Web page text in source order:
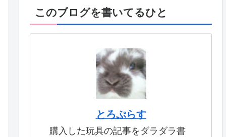
このブログを書いてるひと
とろぷらす
購入した玩具の記事をダラダラ書